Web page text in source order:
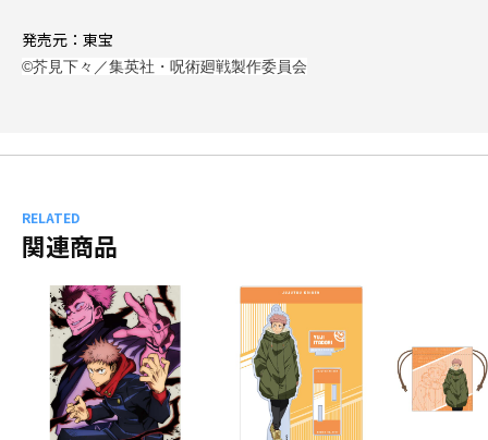
発売元：東宝
©芥見下々／集英社・呪術廻戦製作委員会
RELATED
関連商品